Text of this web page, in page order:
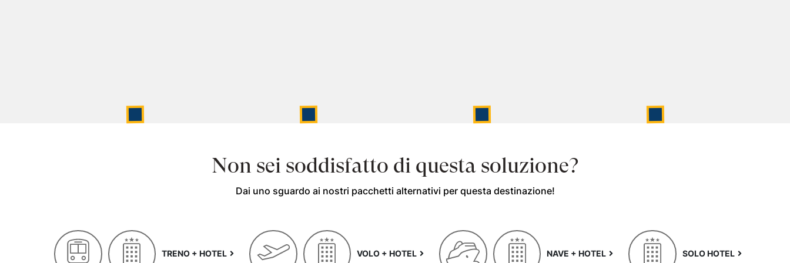
Non sei soddisfatto di questa soluzione?
Dai uno sguardo ai nostri pacchetti alternativi per questa destinazione!
TRENO + HOTEL VOLO + HOTEL NAVE + HOTEL SOLO HOTEL